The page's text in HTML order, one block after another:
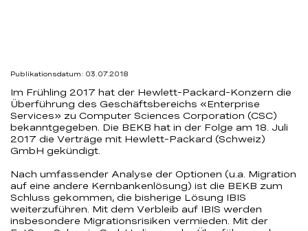
Publikationsdatum: 03.07.2018
Im Frühling 2017 hat der Hewlett-Packard-Konzern die
Überführung des Geschäftsbereichs «Enterprise
Services» zu Computer Sciences Corporation (CSC)
bekanntgegeben. Die BEKB hat in der Folge am 18. Juli
2017 die Verträge mit Hewlett-Packard (Schweiz)
GmbH gekündigt.
Nach umfassender Analyse der Optionen (u.a. Migration
auf eine andere Kernbankenlösung) ist die BEKB zum
Schluss gekommen, die bisherige Lösung IBIS
weiterzuführen. Mit dem Verbleib auf IBIS werden
insbesondere Migrationsrisiken vermieden. Mit der